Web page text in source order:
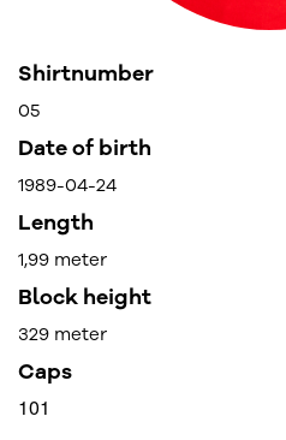
Shirtnumber
05
Date of birth
1989-04-24
Length
1,99 meter
Block height
329 meter
Caps
101